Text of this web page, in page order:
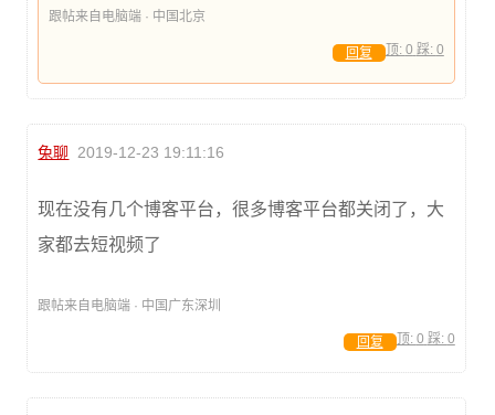
跟帖来自电脑端 · 中国北京
顶: 0 踩: 0
回复
兔聊 2019-12-23 19:11:16
现在没有几个博客平台，很多博客平台都关闭了，大
家都去短视频了
跟帖来自电脑端 · 中国广东深圳
顶: 0 踩: 0
回复